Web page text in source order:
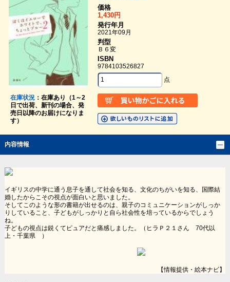
在庫状況：在庫あり（1～2
日で出荷、新刊の場合、発
売日以降のお届けになりま
す）
価格
1,430円
発行年月
2021年09月
判型
Ｂ６変
ISBN
9784103526827
点
内容情報
イギリスの中学に通う息子を通して社会を知る、文化のちがいを知る、国際結
婚したからこその視点が面白いと思いました。
そしてこのような形の書籍が出せるのは、親子のコミュニケーションがしっか
りしていること、子どもがしっかりと自ら社会性を培っているからでしょう
ね。
子どもの視点は鋭くてピュアだと痛感しました。（ヒラＰ２１さん 70代以
上・千葉県 ）
【情報提供・絵本ナビ】